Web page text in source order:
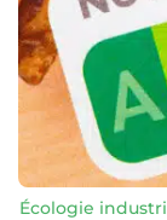
Écologie